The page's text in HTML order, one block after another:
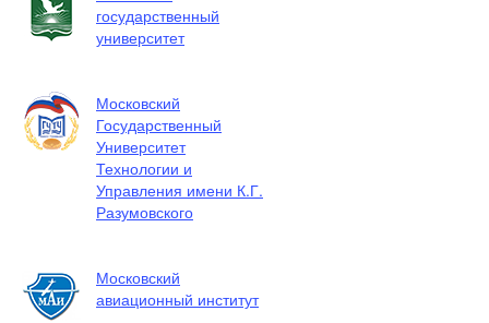
государственный
университет
Московский
Государственный
Университет
Технологии и
Управления имени К.Г.
Разумовского
Московский
авиационный институт